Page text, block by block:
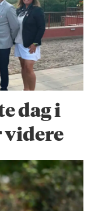
dag i
videre